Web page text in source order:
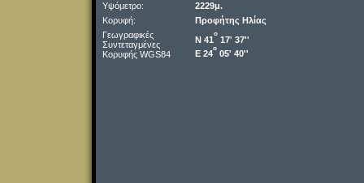
Υψόμετρο:
2229μ.
Κορυφή:
Προφήτης Ηλίας
Γεωγραφικές
Συντεταγμένες
Κορυφής WGS84
Ν 41
o
17' 37''
Ε 24
o
05' 40''